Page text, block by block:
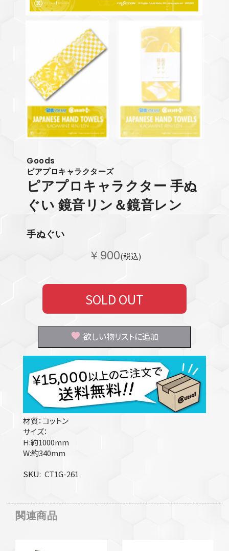
Goods
ピアプロキャラクターズ
ピアプロキャラクター 手ぬ
ぐい 鏡音リン＆鏡音レン
手ぬぐい
￥900(税込)
SOLD OUT
欲しい物リストに追加
材質：コットン
サイズ：
H:約1000mm
W:約340mm
SKU CT1G-261
関連商品